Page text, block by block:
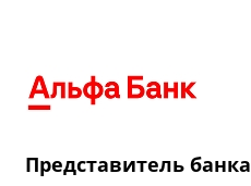
Представитель банка